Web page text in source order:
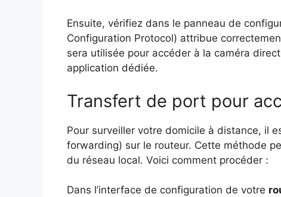
Ensuite, vérifiez dans le panneau de
Configuration Protocol) attribue
sera utilisée pour accéder à la caméra
application dédiée.
Transfert de port pour
Pour surveiller votre domicile à distance, il
forwarding) sur le routeur. Cette méthode
du réseau local. Voici comment procéder :
Dans l’interface de configuration de votre